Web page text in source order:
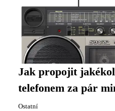
Jak propojit
telefonem za pár
Ostatní